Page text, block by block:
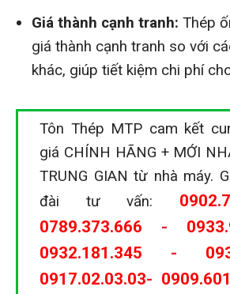
Giá thành cạnh tranh: Thép
giá thành cạnh tranh so với
khác, giúp tiết kiệm chi phí
Tôn Thép MTP cam kết
giá CHÍNH HÃNG + MỚI
TRUNG GIAN từ nhà máy.
đài tư vấn:
0789.373.666 -
0932.181.345 -
0917.02.03.03-